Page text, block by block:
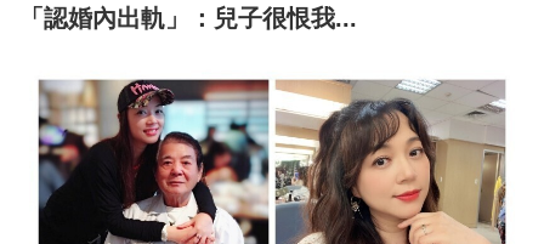
「認婚內出軌」：兒子很恨我...